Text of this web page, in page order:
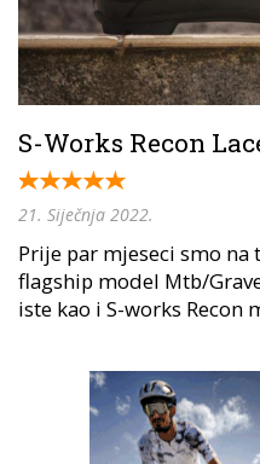
S-Works Recon
21. Siječnja 2022.
Prije par mjeseci smo
flagship model Mtb/
iste kao i S-works Recon